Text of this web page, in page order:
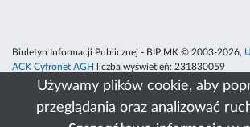
Używamy plików cookie, aby
przeglądania oraz analizować
Biuletyn Informacji Publicznej - BIP MK © 2003-2026,
ACK Cyfronet AGH
liczba wyświetleń: 231830059